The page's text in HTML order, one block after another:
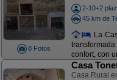
8 Fotos
2-10+2
45 km de
La
confort, con
Casa
Casa Rural